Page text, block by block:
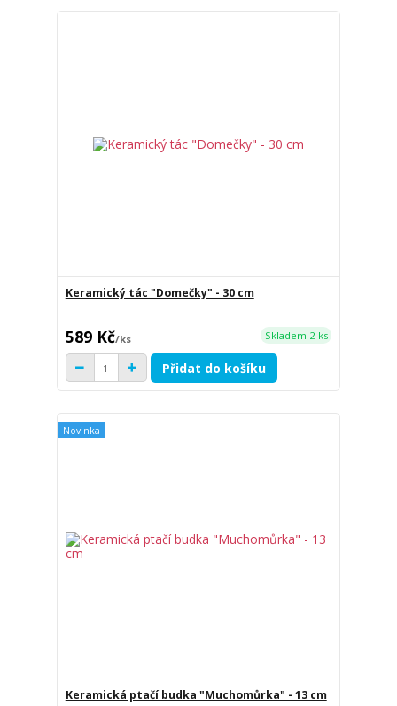
Keramický tác "Domečky" - 30 cm
589 Kč/ks Skladem 2 ks
Přidat do košíku
Novinka
Keramická ptačí budka "Muchomůrka" - 13 cm